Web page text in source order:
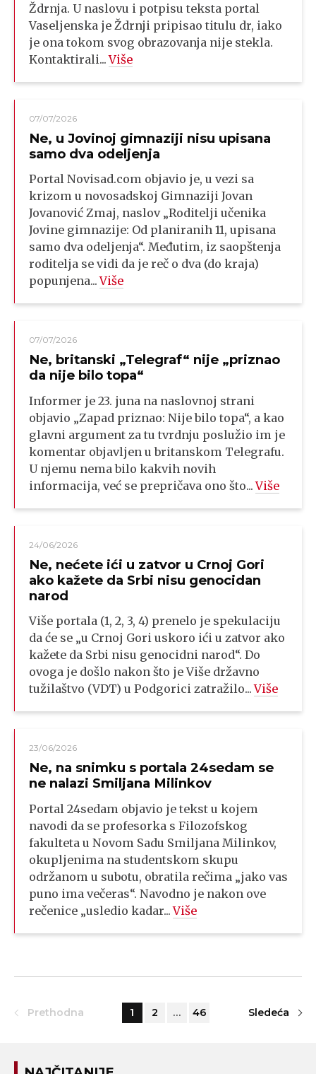
Ždrnja. U naslovu i potpisu teksta portal
Vaseljenska je Ždrnji pripisao titulu dr, iako
je ona tokom svog obrazovanja nije stekla.
Kontaktirali... Više
07/07/2026
Ne, u Jovinoj gimnaziji nisu upisana
samo dva odeljenja
Portal Novisad.com objavio je, u vezi sa
krizom u novosadskoj Gimnaziji Jovan
Jovanović Zmaj, naslov „Roditelji učenika
Jovine gimnazije: Od planiranih 11, upisana
samo dva odeljenja“. Međutim, iz saopštenja
roditelja se vidi da je reč o dva (do kraja)
popunjena... Više
07/07/2026
Ne, britanski „Telegraf“ nije „priznao
da nije bilo topa“
Informer je 23. juna na naslovnoj strani
objavio „Zapad priznao: Nije bilo topa“, a kao
glavni argument za tu tvrdnju poslužio im je
komentar objavljen u britanskom Telegrafu.
U njemu nema bilo kakvih novih
informacija, već se prepričava ono što... Više
24/06/2026
Ne, nećete ići u zatvor u Crnoj Gori
ako kažete da Srbi nisu genocidan
narod
Više portala (1, 2, 3, 4) prenelo je spekulaciju
da će se „u Crnoj Gori uskoro ići u zatvor ako
kažete da Srbi nisu genocidni narod“. Do
ovoga je došlo nakon što je Više državno
tužilaštvo (VDT) u Podgorici zatražilo... Više
23/06/2026
Ne, na snimku s portala 24sedam se
ne nalazi Smiljana Milinkov
Portal 24sedam objavio je tekst u kojem
navodi da se profesorka s Filozofskog
fakulteta u Novom Sadu Smiljana Milinkov,
okupljenima na studentskom skupu
održanom u subotu, obratila rečima „jako vas
puno ima večeras“. Navodno je nakon ove
rečenice „usledio kadar... Više
Prethodna 1 2 … 46 Sledeća